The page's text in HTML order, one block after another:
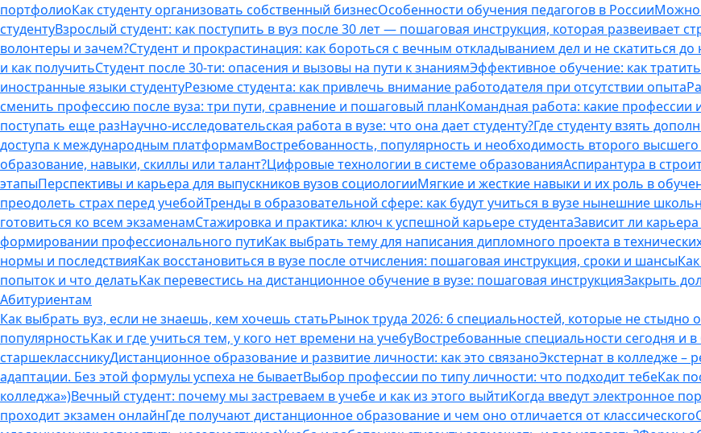
портфолиоКак студенту организовать собственный бизнесОсобенности обучения педагогов в РоссииМожно
студентуВзрослый студент: как поступить в вуз после 30 лет — пошаговая инструкция, которая развеивает
волонтеры и зачем?Студент и прокрастинация: как бороться с вечным откладыванием дел и не скатиться до
и как получитьСтудент после 30-ти: опасения и вызовы на пути к знаниямЭффективное обучение: как
иностранные языки студентуРезюме студента: как привлечь внимание работодателя при отсутствии опыта
сменить профессию после вуза: три пути, сравнение и пошаговый планКомандная работа: какие профессии
поступать еще разНаучно-исследовательская работа в вузе: что она дает студенту?Где студенту взять
доступа к международным платформамВостребованность, популярность и необходимость второго
образование, навыки, скиллы или талант?Цифровые технологии в системе образованияАспирантура в
этапыПерспективы и карьера для выпускников вузов социологииМягкие и жесткие навыки и их роль в
преодолеть страх перед учебойТренды в образовательной сфере: как будут учиться в вузе нынешние
готовиться ко всем экзаменамСтажировка и практика: ключ к успешной карьере студентаЗависит ли
формировании профессионального путиКак выбрать тему для написания дипломного проекта в
нормы и последствияКак восстановиться в вузе после отчисления: пошаговая инструкция, сроки и шансы
попыток и что делатьКак перевестись на дистанционное обучение в вузе: пошаговая инструкцияЗакрыть
Абитуриентам
Как выбрать вуз, если не знаешь, кем хочешь статьРынок труда 2026: 6 специальностей, которые не стыдно
популярностьКак и где учиться тем, у кого нет времени на учебуВостребованные специальности сегодня
старшеклассникуДистанционное образование и развитие личности: как это связаноЭкстернат в колледже –
адаптации. Без этой формулы успеха не бываетВыбор профессии по типу личности: что подходит тебеКак
колледжа»)Вечный студент: почему мы застреваем в учебе и как из этого выйтиКогда введут электронное
проходит экзамен онлайнГде получают дистанционное образование и чем оно отличается от классического